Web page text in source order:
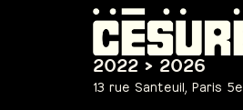
2022 > 2026
13 rue Santeuil, Paris 5e